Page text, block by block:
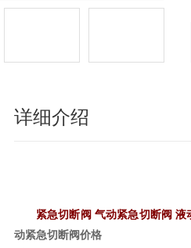
详细介绍
紧急切断阀 气动紧急切断阀
动紧急切断阀价格